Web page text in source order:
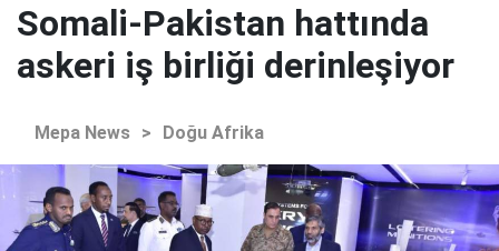
Somali-Pakistan hattında
askeri iş birliği derinleşiyor
Mepa News > Doğu Afrika